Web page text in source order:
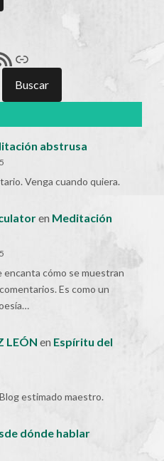
Pérez
RSS
Enlace
Buscar
abstrusa
Venga cuando quiera.
en Meditación
cómo se muestran
Es como un
LEÓN en Espíritu del
estimado maestro.
dónde hablar